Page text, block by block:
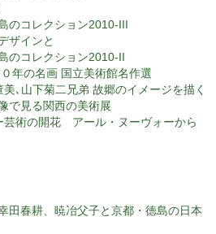
のコレクション2010-III
ザインと
のコレクション2010-II
年の名画 国立美術館名作選
､山下菊二兄弟 故郷のイメージを描く
で見る関西の美術展
芸術の開花 アール・ヌーヴォーから
田春耕、暁冶父子と京都・徳島の日本